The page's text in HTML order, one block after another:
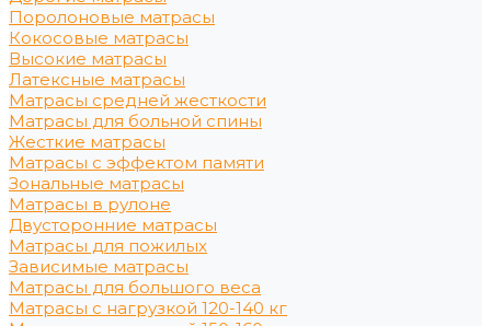
Поролоновые матрасы
Кокосовые матрасы
Высокие матрасы
Латексные матрасы
Матрасы средней жесткости
Матрасы для больной спины
Жесткие матрасы
Матрасы с эффектом памяти
Зональные матрасы
Матрасы в рулоне
Двусторонние матрасы
Матрасы для пожилых
Зависимые матрасы
Матрасы для большого веса
Матрасы с нагрузкой 120-140 кг